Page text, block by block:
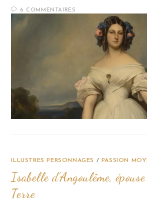
6 COMMENTAIRES
ILLUSTRES PERSONNAGES / PASSION
Isabelle d’Angoulême,
Terre